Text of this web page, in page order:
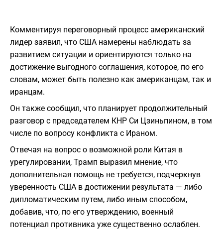
Комментируя переговорный процесс американский
лидер заявил, что США намерены наблюдать за
развитием ситуации и ориентируются только на
достижение выгодного соглашения, которое, по его
словам, может быть полезно как американцам, так и
иранцам.
Он также сообщил, что планирует продолжительный
разговор с председателем КНР Си Цзиньпином, в том
числе по вопросу конфликта с Ираном.
Отвечая на вопрос о возможной роли Китая в
урегулировании, Трамп выразил мнение, что
дополнительная помощь не требуется, подчеркнув
уверенность США в достижении результата — либо
дипломатическим путем, либо иным способом,
добавив, что, по его утверждению, военный
потенциал противника уже существенно ослаблен.